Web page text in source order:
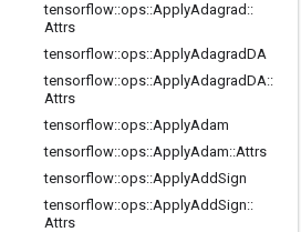
tensorflow::ops::ApplyAdagrad ::
Attrs
tensorflow::ops::ApplyAdagradDA
tensorflow::ops::ApplyAdagradDA::
Attrs
tensorflow::ops::ApplyAdam
tensorflow::ops::ApplyAdam::Attrs
tensorflow::ops::ApplyAddSign
tensorflow::ops::ApplyAddSign::
Attrs